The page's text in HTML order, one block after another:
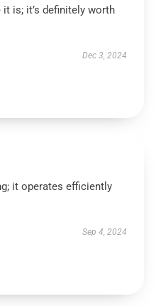
is; it’s definitely worth
Dec 3, 2024
it operates efficiently
Sep 4, 2024